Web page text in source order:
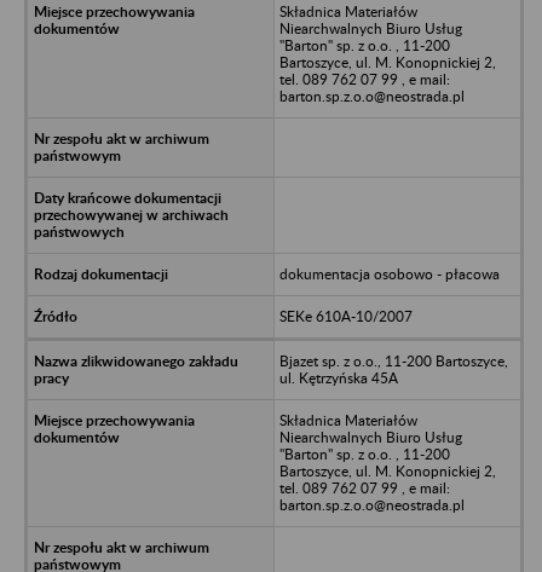
Składnica Materiałów
Niearchwalnych Biuro Usług
"Barton" sp. z o.o. , 11-200
Bartoszyce, ul. M. Konopnickiej 2,
tel. 089 762 07 99 , e mail:
barton.sp.z.o.o@neostrada.pl
dokumentacja osobowo - płacowa
SEKe 610A-10/2007
Bjazet sp. z o.o., 11-200 Bartoszyce,
ul. Kętrzyńska 45A
Składnica Materiałów
Niearchwalnych Biuro Usług
"Barton" sp. z o.o. , 11-200
Bartoszyce, ul. M. Konopnickiej 2,
tel. 089 762 07 99 , e mail:
barton.sp.z.o.o@neostrada.pl